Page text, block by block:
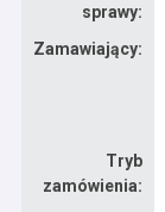
sprawy:
Zamawiający:
Tryb
zamówienia: